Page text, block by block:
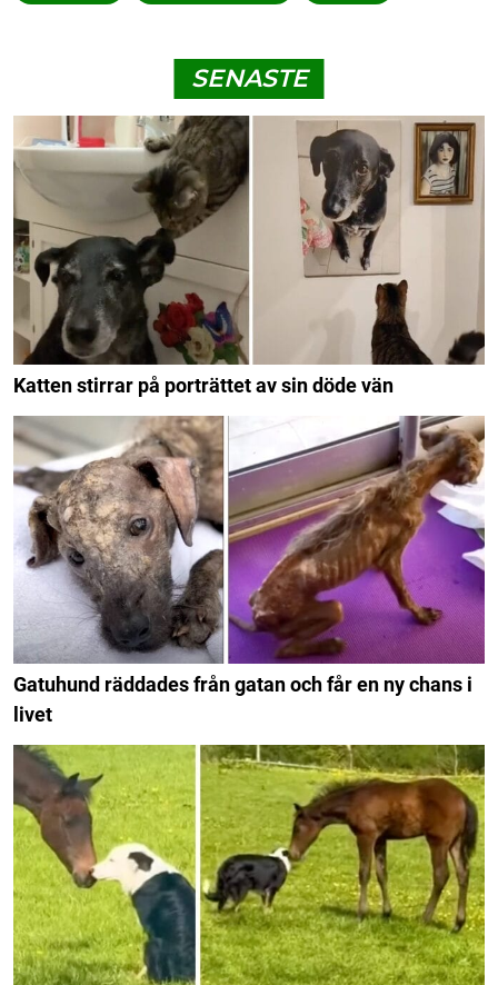
SENASTE
Katten stirrar på porträttet av sin döde vän
Gatuhund räddades från gatan och får en ny chans i
livet